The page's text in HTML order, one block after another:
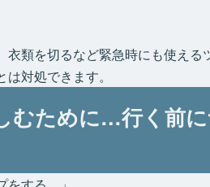
類を切るなど緊急時にも使える
対処できます。
ために…行く前